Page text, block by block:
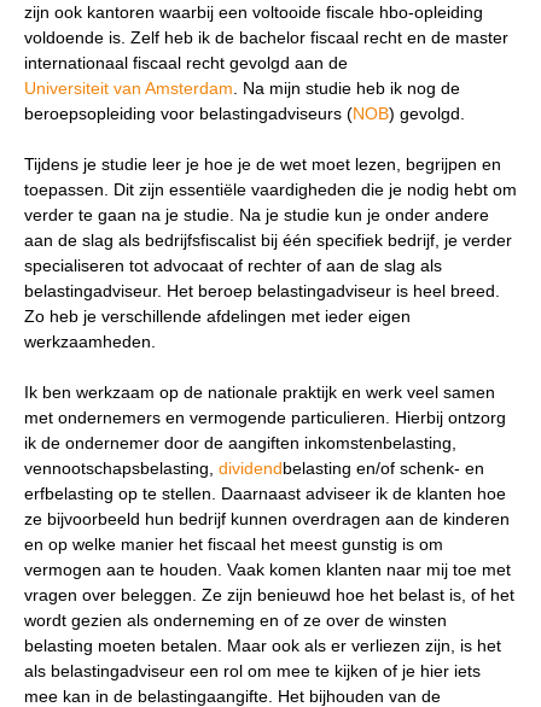
zijn ook kantoren waarbij een voltooide fiscale hbo-opleiding
voldoende is. Zelf heb ik de bachelor fiscaal recht en de master
internationaal fiscaal recht gevolgd aan de
Universiteit van Amsterdam . Na mijn studie heb ik nog de
beroepsopleiding voor belastingadviseurs (NOB) gevolgd.
Tijdens je studie leer je hoe je de wet moet lezen, begrijpen en
toepassen. Dit zijn essentiële vaardigheden die je nodig hebt om
verder te gaan na je studie. Na je studie kun je onder andere
aan de slag als bedrijfsfiscalist bij één specifiek bedrijf, je verder
specialiseren tot advocaat of rechter of aan de slag als
belastingadviseur. Het beroep belastingadviseur is heel breed.
Zo heb je verschillende afdelingen met ieder eigen
werkzaamheden.
Ik ben werkzaam op de nationale praktijk en werk veel samen
met ondernemers en vermogende particulieren. Hierbij ontzorg
ik de ondernemer door de aangiften inkomstenbelasting,
vennootschapsbelasting, dividendbelasting en/of schenk- en
erfbelasting op te stellen. Daarnaast adviseer ik de klanten hoe
ze bijvoorbeeld hun bedrijf kunnen overdragen aan de kinderen
en op welke manier het fiscaal het meest gunstig is om
vermogen aan te houden. Vaak komen klanten naar mij toe met
vragen over beleggen. Ze zijn benieuwd hoe het belast is, of het
wordt gezien als onderneming en of ze over de winsten
belasting moeten betalen. Maar ook als er verliezen zijn, is het
als belastingadviseur een rol om mee te kijken of je hier iets
mee kan in de belastingaangifte. Het bijhouden van de
weten of is er een andere vraag die je graag
beantwoord wilt hebben? We helpen je graag een
handje.
naar: